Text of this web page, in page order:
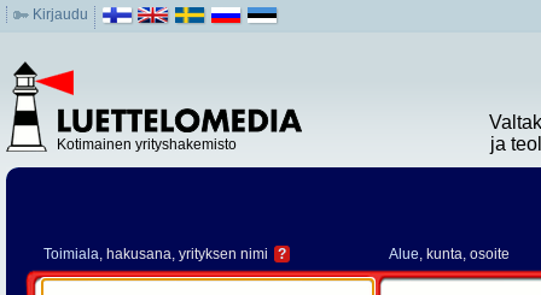
Kirjaudu
Kotimainen yrityshakemisto
ja
Toimiala, hakusana, yrityksen nimi ? Alue, kunta, osoite